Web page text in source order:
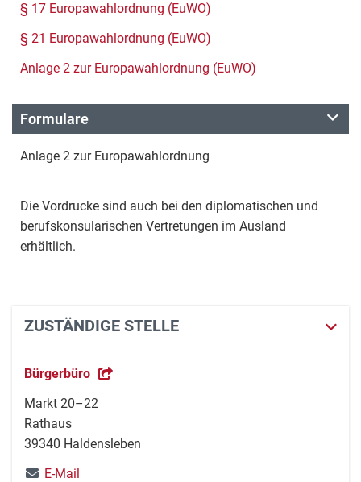
§ 17 Europawahlordnung (EuWO)
§ 21 Europawahlordnung (EuWO)
Anlage 2 zur Europawahlordnung (EuWO)
Formulare
Anlage 2 zur Europawahlordnung
Die Vordrucke sind auch bei den diplomatischen und
berufskonsularischen Vertretungen im Ausland
erhältlich.
ZUSTÄNDIGE STELLE
Bürgerbüro
Markt 20–22
Rathaus
39340 Haldensleben
E-Mail